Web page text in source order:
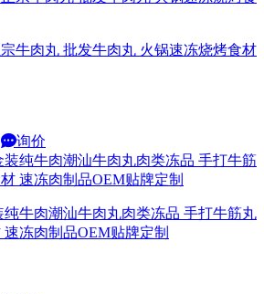
牛肉丸 批发牛肉丸 火锅速冻烧烤食材
询价
牛肉潮汕牛肉丸肉类冻品 手打牛筋丸
冻肉制品OEM贴牌定制